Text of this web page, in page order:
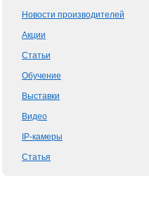
Новости производителей
Акции
Статьи
Обучение
Выставки
Видео
IP-камеры
Статья